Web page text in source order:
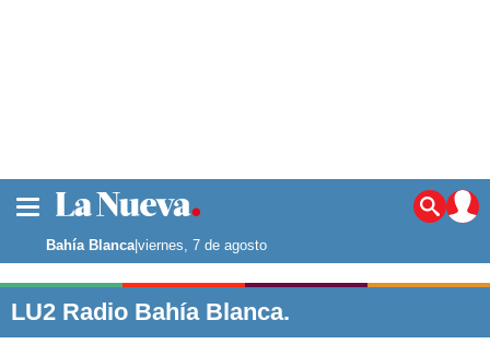
Noticias
La ciudad
Punta Alta
El país
Bahía Blanca|viernes, 7 de agosto
LU2 Radio Bahía Blanca.